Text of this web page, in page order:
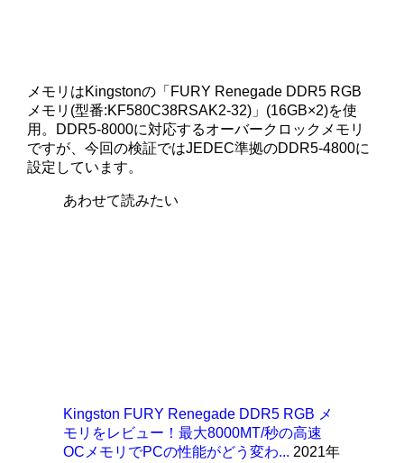
メモリはKingstonの「FURY Renegade DDR5 RGB
メモリ(型番:KF580C38RSAK2-32)」(16GB×2)を使
用。DDR5-8000に対応するオーバークロックメモリ
ですが、今回の検証ではJEDEC準拠のDDR5-4800に
設定しています。
あわせて読みたい
Kingston FURY Renegade DDR5 RGB メ
モリをレビュー！最大8000MT/秒の高速
OCメモリでPCの性能がどう変わ... 2021年